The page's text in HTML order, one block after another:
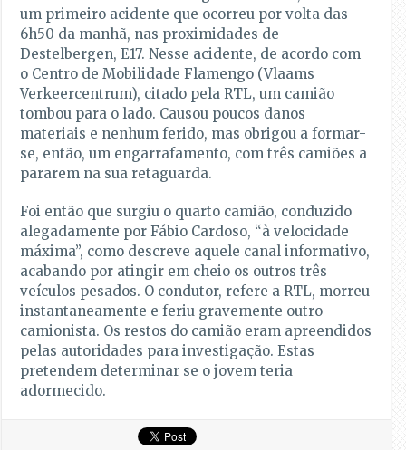
um primeiro acidente que ocorreu por volta das
6h50 da manhã, nas proximidades de
Destelbergen, E17. Nesse acidente, de acordo com
o Centro de Mobilidade Flamengo (Vlaams
Verkeercentrum), citado pela RTL, um camião
tombou para o lado. Causou poucos danos
materiais e nenhum ferido, mas obrigou a formar-
se, então, um engarrafamento, com três camiões a
pararem na sua retaguarda.
Foi então que surgiu o quarto camião, conduzido
alegadamente por Fábio Cardoso, “à velocidade
máxima”, como descreve aquele canal informativo,
acabando por atingir em cheio os outros três
veículos pesados. O condutor, refere a RTL, morreu
instantaneamente e feriu gravemente outro
camionista. Os restos do camião eram apreendidos
pelas autoridades para investigação. Estas
pretendem determinar se o jovem teria
adormecido.